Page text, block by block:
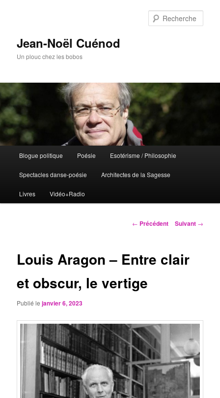
Jean-Noël Cuénod
Un plouc chez les bobos
Aller
au
contenu
Blogue politique Poésie Esotérisme / Philosophie
Spectacles danse-poésie Architectes de la Sagesse
Livres Vidéo+Radio
Navigation
← Précédent Suivant →
Louis Aragon – Entre clair
et obscur, le vertige
Publié lejanvier 6, 2023